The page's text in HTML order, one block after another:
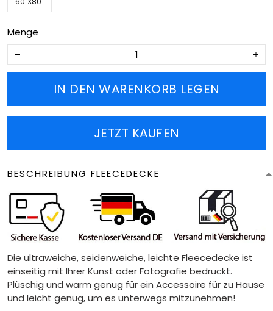
Menge
IN DEN WARENKORB LEGEN
JETZT KAUFEN
BESCHREIBUNG FLEECEDECKE
Die ultraweiche, seidenweiche, leichte Fleecedecke ist
einseitig mit Ihrer Kunst oder Fotografie bedruckt.
Plüschig und warm genug für ein Accessoire für zu Hause
und leicht genug, um es unterwegs mitzunehmen!